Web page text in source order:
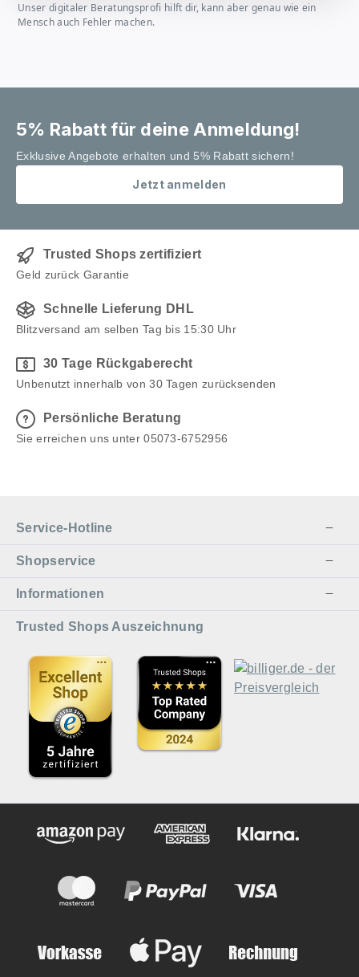
Unser digitaler Beratungsprofi hilft dir, kann aber genau wie ein
Mensch auch Fehler machen.
5% Rabatt für deine Anmeldung!
Exklusive Angebote erhalten und 5% Rabatt sichern!
Jetzt anmelden
Trusted Shops zertifiziert
Geld zurück Garantie
Schnelle Lieferung DHL
Blitzversand am selben Tag bis 15:30 Uhr
30 Tage Rückgaberecht
Unbenutzt innerhalb von 30 Tagen zurücksenden
Persönliche Beratung
Sie erreichen uns unter 05073-6752956
Service-Hotline
Shopservice
Informationen
Trusted Shops Auszeichnung